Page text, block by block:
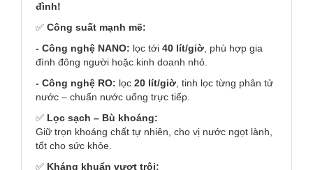
đình!
✅ Công suất mạnh mẽ:
- Công nghệ NANO: lọc tới 40 lít/giờ, phù hợp gia
đình đông người hoặc kinh doanh nhỏ.
- Công nghệ RO: lọc 20 lít/giờ, tinh lọc từng phân tử
nước – chuẩn nước uống trực tiếp.
✅ Lọc sạch – Bù khoáng:
Giữ trọn khoáng chất tự nhiên, cho vị nước ngọt lành,
tốt cho sức khỏe.
✅ Kháng khuẩn vượt trội: